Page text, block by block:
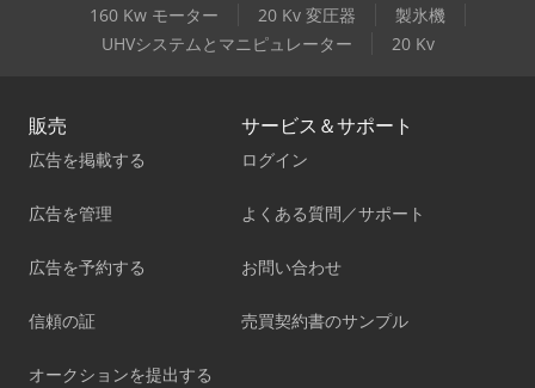
160 Kw モーター
20 Kv 変圧器
製氷機
UHVシステムとマニピュレーター
20 Kv
販売
広告を掲載する
広告を管理
広告を予約する
信頼の証
オークションを提出する
サービス＆サポート
ログイン
よくある質問／サポート
お問い合わせ
売買契約書のサンプル